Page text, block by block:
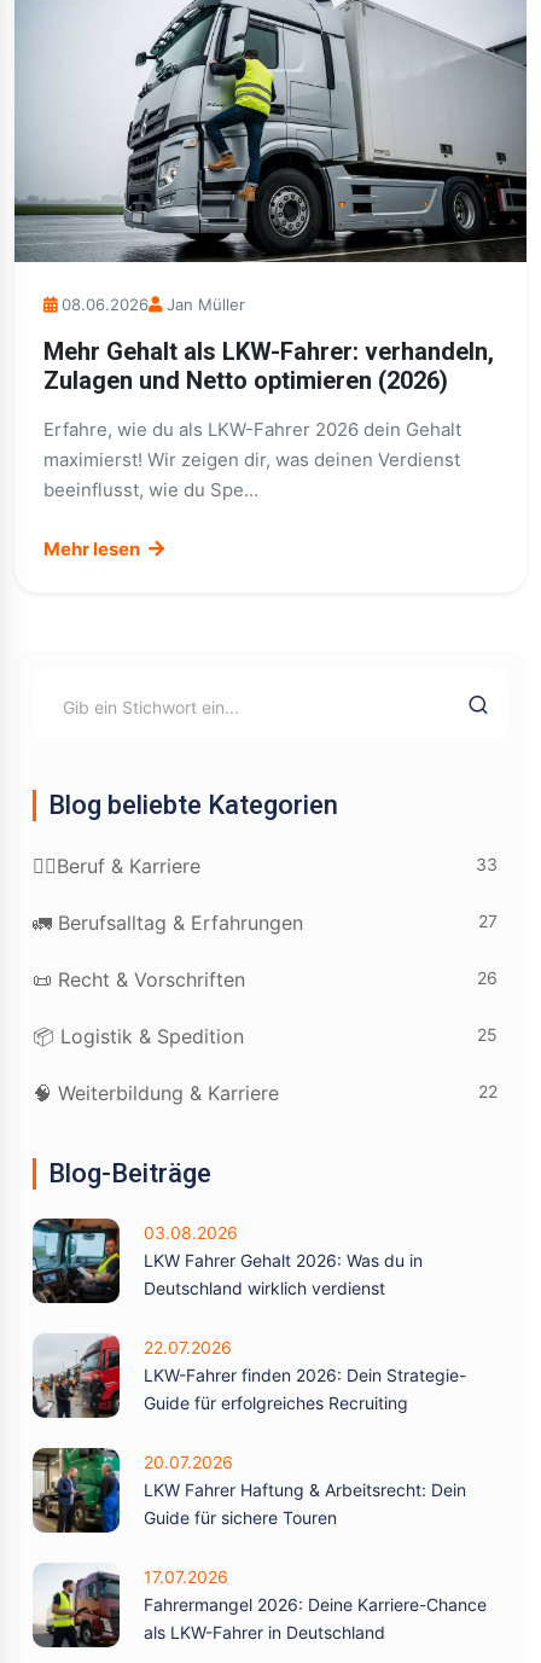
08.06.2026 Jan Müller
Mehr Gehalt als LKW-Fahrer: verhandeln,
Zulagen und Netto optimieren (2026)
Erfahre, wie du als LKW-Fahrer 2026 dein Gehalt
maximierst! Wir zeigen dir, was deinen Verdienst
beeinflusst, wie du Spe...
Mehr lesen
Blog beliebte Kategorien
👷‍♂️Beruf & Karriere 33
🚛 Berufsalltag & Erfahrungen 27
📜 Recht & Vorschriften 26
📦 Logistik & Spedition 25
🧠 Weiterbildung & Karriere 22
Blog-Beiträge
03.08.2026
LKW Fahrer Gehalt 2026: Was du in
Deutschland wirklich verdienst
22.07.2026
LKW-Fahrer finden 2026: Dein Strategie-
Guide für erfolgreiches Recruiting
20.07.2026
LKW Fahrer Haftung & Arbeitsrecht: Dein
Guide für sichere Touren
17.07.2026
Fahrermangel 2026: Deine Karriere-Chance
als LKW-Fahrer in Deutschland